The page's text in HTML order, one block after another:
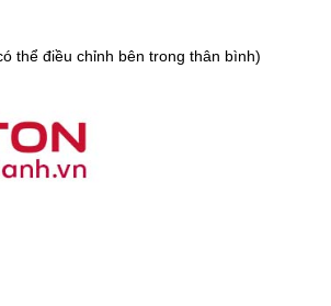
thể điều chỉnh bên trong thân bình)